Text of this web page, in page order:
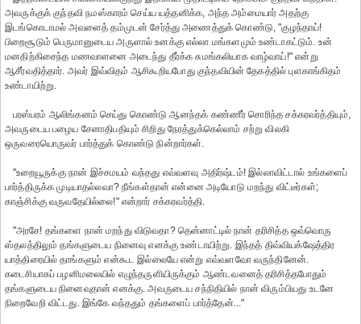
அவருக்குக் குந்தவி நமஸ்காரம் செய்ய யத்தனிக்க, அந்த அம்மையார் அதற்கு
இடங்கொடாமல் அவளைத் தம்முடன் சேர்த்து அணைத்துக் கொண்டு, "குழந்தாய்!
பிறைசூடும் பெருமானுடைய அருளால் உனக்கு எல்லா மங்களமும் உண்டாகட்டும். உன்
மனதிற்கிசைந்த மணவாளனை அடைந்து தீர்க்க சுமங்கலியாக வாழ்வாய்!" என்று
ஆசீர்வதித்தார். அவர் இவ்விதம் ஆசிகூறியபோது குந்தவியின் தேகத்தில் புளகாங்கிதம்
உண்டாயிற்று.
பரஸ்பரம் ஆலிங்கனம் செய்து கொண்டு ஆனந்தக் கண்ணீர் சொரிந்த சக்கரவர்த்தியும்,
அவருடைய பழைய சேனாதிபதியும் சிறிது நேரத்துக்கெல்லாம் சற்று விலகி
ஒருவரையொருவர் பார்த்துக் கொண்டு நின்றார்கள்.
"உறையூருக்கு நான் இச்சமயம் வந்தது எவ்வளவு அதிர்ஷ்டம்! இல்லாவிட்டால் உங்களைப்
பார்த்திருக்க முடியாதல்லவா? நீங்கள்தான் என்னை அடியோடு மறந்து விட்டீர்கள்;
காஞ்சிக்கு வருவதேயில்லை!" என்றார் சக்கரவர்த்தி.
"அரசே! தங்களை நான் மறந்து விடுவதா? தென்னாட்டில் நான் தரிசித்த ஒவ்வொரு
ஸ்தலத்திலும் தங்களுடைய நினைவு எனக்கு உண்டாயிற்று. இந்தத் திவ்வியக்ஷேத்திர
யாத்திரையில் தாங்களும் என்கூட இல்லையே என்று எவ்வளவோ வருந்தினேன்.
கடைசியாகப் பழனிமலையில் எழுந்தருளியிருக்கும் ஆண்டவனைத் தரிசித்தபோதும்
தங்களுடைய நினைவுதான் எனக்கு. அவருடைய சந்நிதியில் நான் விரும்பியது உடனே
நிறைவேறி விட்டது. இங்கே வந்ததும் தங்களைப் பார்த்தேன்..."